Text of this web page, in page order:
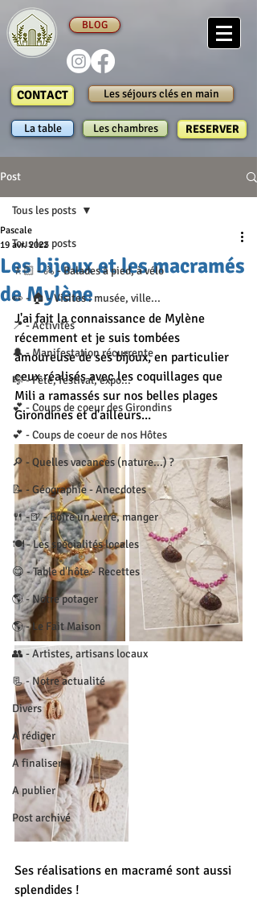
BLOG
CONTACT
La table
Les séjours clés en main
Les chambres RESERVER
Post
Tous les posts
🚶🏻 - 🚴 - Balades à pied, à vélo
👀 - 🏠 - Visites : musée, ville...
📍 - Activités
🔔 - Manifestation récurrente
🎼 - Fête, festival, expo...
💕 - Coups de coeur des Girondins
💕 - Coups de coeur de nos Hôtes
🔎 - Quelles vacances (nature...) ?
📝 - Géographie - Anecdotes
🍴 -🍺 - Boire un verre, manger
🍽 - Les spécialités locales
😋 - Table d'hôte - Recettes
🌎 - Notre potager
🌎 - Le Fait Maison
👥 - Artistes, artisans locaux
📃 - Notre actualité
Divers
A rédiger
A finaliser
A publier
Post archivé
Tous les posts
Les bijoux et les macramés
de Mylène
Pascale
19 avr. 2022
J'ai fait la connaissance de Mylène
récemment et je suis tombées
amoureuse de ses bijoux, en particulier
ceux réalisés avec les coquillages que
Mili a ramassés sur nos belles plages
Girondines et d'ailleurs...
Ses réalisations en macramé sont aussi
splendides !